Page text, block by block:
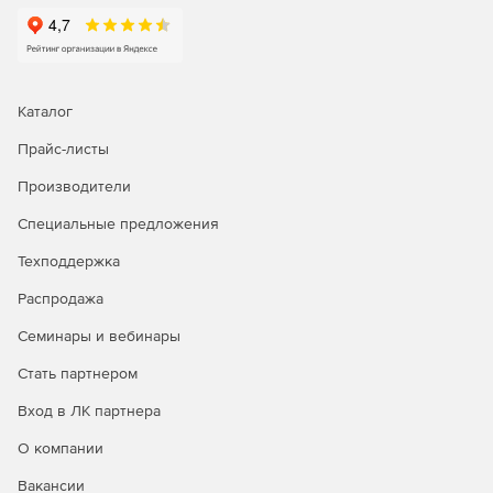
RSA SecurID и вы будет абсолютно в том, что доступ к
электронной почте, беспроводным сетям, системам
практически любым другим корпоративным
информационным ресурсам на платформах UNIX и
разрешено.
Защита инвестиций
ведущих поставщиков межсетевых экранов, серверов
со встроенной поддержкой аутентификации RSA SecurID.
программное обеспечение RSA Authentication Agent для
встраивания двухфакторной аутентификации в ведущие
высокий уровень совместимости с программными и
Каталог
Прайс-листы
Производители
Специальные предложения
Техподдержка
Распродажа
Семинары и вебинары
Стать партнером
Вход в ЛК партнера
О компании
Вакансии